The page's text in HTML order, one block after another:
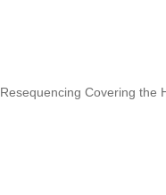
Covering the